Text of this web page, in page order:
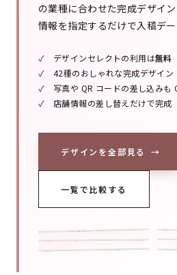
の業種に合わせた完成デザイ
情報を指定するだけで入稿デー
デザインセレクトの利用は無料
42種のおしゃれな完成デザイン
写真や QR コードの差し込みも
店舗情報の差し替えだけで完成
デザインを全部見る →
一覧で比較する